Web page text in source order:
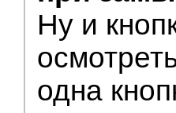
Ну и
одна